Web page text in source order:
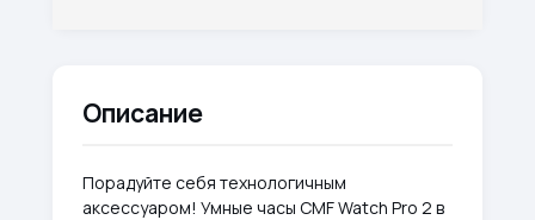
Описание
Порадуйте себя технологичным
аксессуаром! Умные часы CMF Watch Pro 2 в